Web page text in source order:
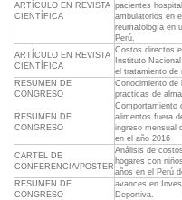
ARTÍCULO EN REVISTA
CIENTÍFICA
pacientes
ambulatorios en
reumatología en
Perú.
ARTÍCULO EN REVISTA
CIENTÍFICA
Costos directos
Instituto
el tratamiento de
RESUMEN DE
CONGRESO
Conocimiento de
practicas de
RESUMEN DE
CONGRESO
Comportamiento
alimentos fuera
ingreso mensual
en el año 2016
CARTEL DE
CONFERENCIA/POSTER
Análisis de
hogares con
años en el Perú
RESUMEN DE
CONGRESO
avances en
Deportiva.